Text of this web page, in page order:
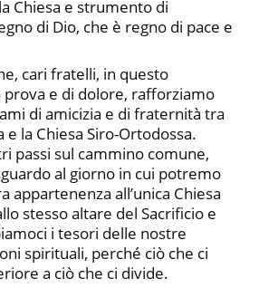
Chiesa e strumento di
di Dio, che è regno di pace e
cari fratelli, in questo
e di dolore, rafforziamo
di amicizia e di fraternità tra
e la Chiesa Siro-Ortodossa.
passi sul cammino comune,
al giorno in cui potremo
appartenenza all’unica Chiesa
stesso altare del Sacrificio e
i tesori delle nostre
spirituali, perché ciò che ci
a ciò che ci divide.